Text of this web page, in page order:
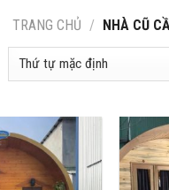
TRANG CHỦ / NHÀ CŨ